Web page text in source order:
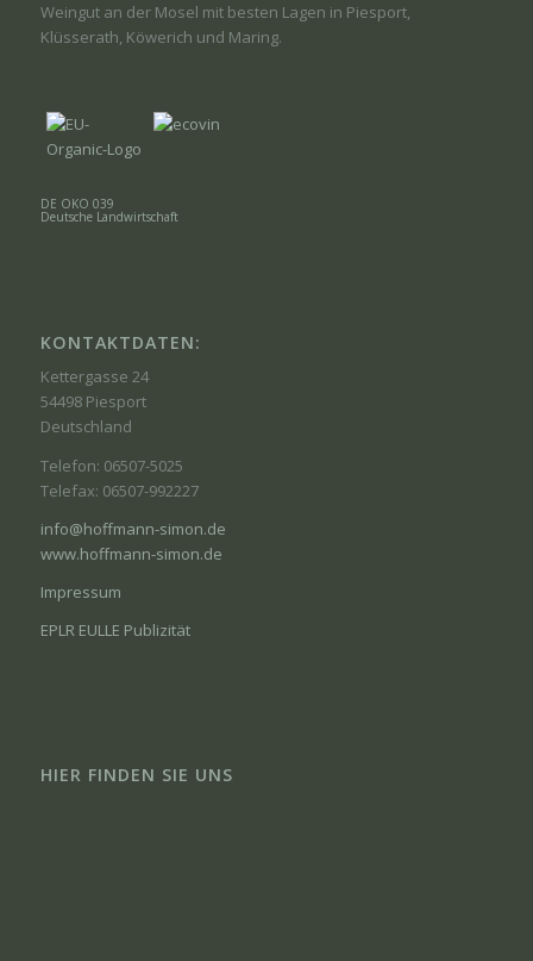
Weingut an der Mosel mit besten Lagen in Piesport,
Klüsserath, Köwerich und Maring.
DE ÖKO 039
Deutsche Landwirtschaft
KONTAKTDATEN:
Kettergasse 24
54498 Piesport
Deutschland
Telefon: 06507-5025
Telefax: 06507-992227
info@hoffmann-simon.de
www.hoffmann-simon.de
Impressum
EPLR EULLE Publizität
HIER FINDEN SIE UNS